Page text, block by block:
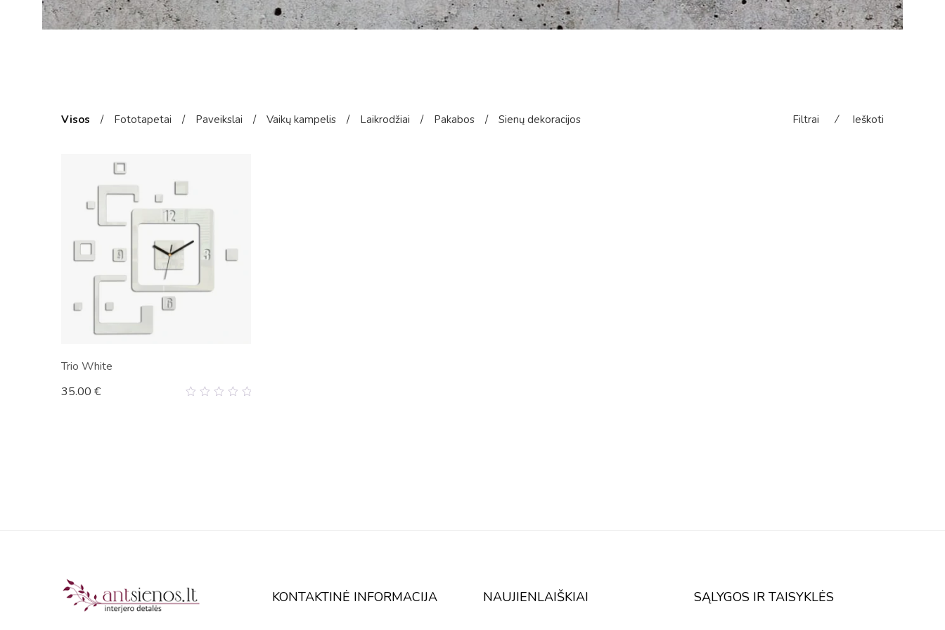
Visos / Fototapetai / Paveikslai / Vaikų kampelis / Laikrodžiai / Pakabos / Sienų dekoracijos Filtrai ⁄ Ieškoti
Trio White
35.00 €
KONTAKTINĖ INFORMACIJA NAUJIENLAIŠKIAI SĄLYGOS IR TAISYKLĖS